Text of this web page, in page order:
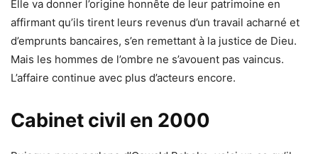
Elle va donner l’origine honnête de leur patrimoine en
affirmant qu’ils tirent leurs revenus d’un travail acharné et
d’emprunts bancaires, s’en remettant à la justice de Dieu.
Mais les hommes de l’ombre ne s’avouent pas vaincus.
L’affaire continue avec plus d’acteurs encore.
Cabinet civil en 2000